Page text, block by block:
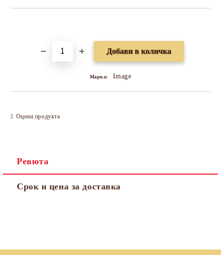
Марка: Image
Оцени продукта
Ревюта
Срок и цена за доставка